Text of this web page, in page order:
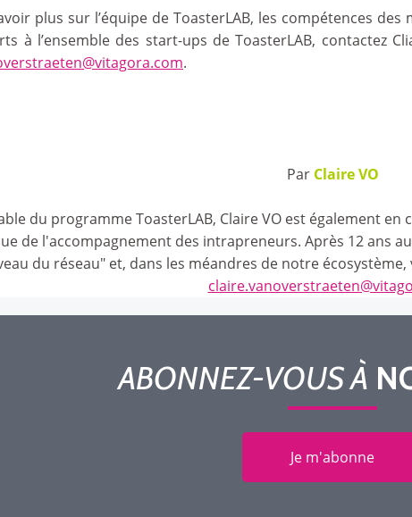
plus sur l’équipe de ToasterLAB, les compétences
à l’ensemble des start-ups de ToasterLAB, contactez
.
Par Claire VO
du programme ToasterLAB, Claire VO est également
de l'accompagnement des intrapreneurs. Après 12 ans
du réseau" et, dans les méandres de notre
ABONNEZ-VOUS À
Je m'abonne